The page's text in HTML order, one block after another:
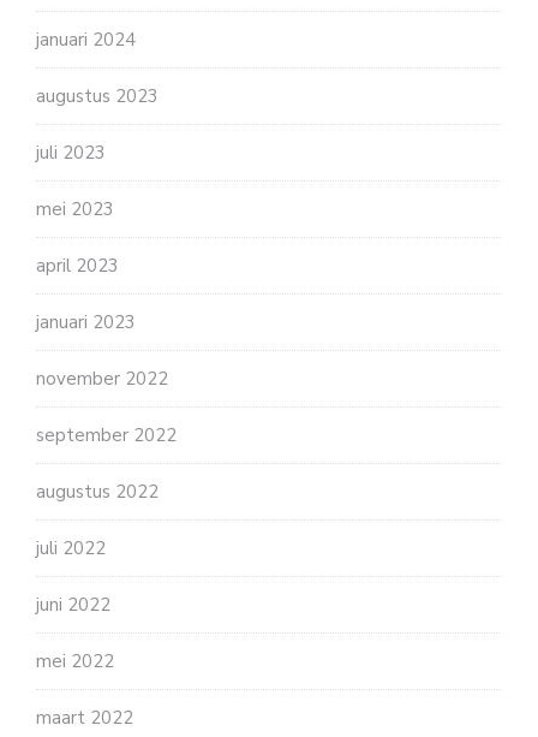
januari 2024
augustus 2023
juli 2023
mei 2023
april 2023
januari 2023
november 2022
september 2022
augustus 2022
juli 2022
juni 2022
mei 2022
maart 2022